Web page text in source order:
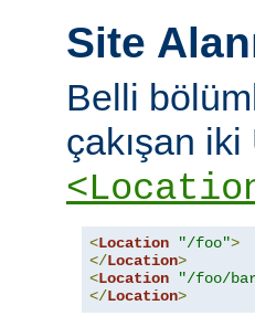
Site
Belli
çakışan
<Location "/foo">
</Location>
<Location "/foo/
</Location>